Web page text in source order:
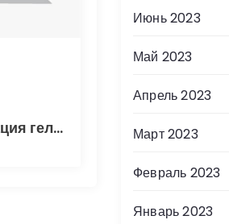
Классификация гель-лаков, особенности состава и критерии выбора
Июнь 2023
Май 2023
Апрель 2023
Март 2023
Февраль 2023
Январь 2023